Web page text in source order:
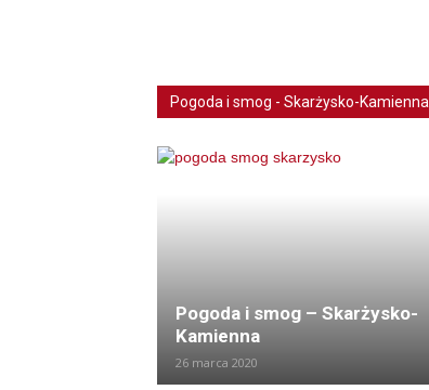
Pogoda i smog - Skarżysko-Kamienna
Pogoda i smog – Skarżysko-
Kamienna
26 marca 2020